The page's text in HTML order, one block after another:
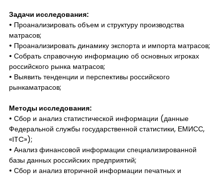
Задачи исследования:
• Проанализировать объем и структуру производства
матрасов;
• Проанализировать динамику экспорта и импорта матрасов;
• Собрать справочную информацию об основных игроках
российского рынка матрасов;
• Выявить тенденции и перспективы российского
рынкаматрасов;
Методы исследования:
• Сбор и анализ статистической информации (данные
Федеральной службы государственной статистики, ЕМИСС,
«ITC»);
• Анализ финансовой информации специализированной
базы данных российских предприятий;
• Сбор и анализ вторичной информации печатных и